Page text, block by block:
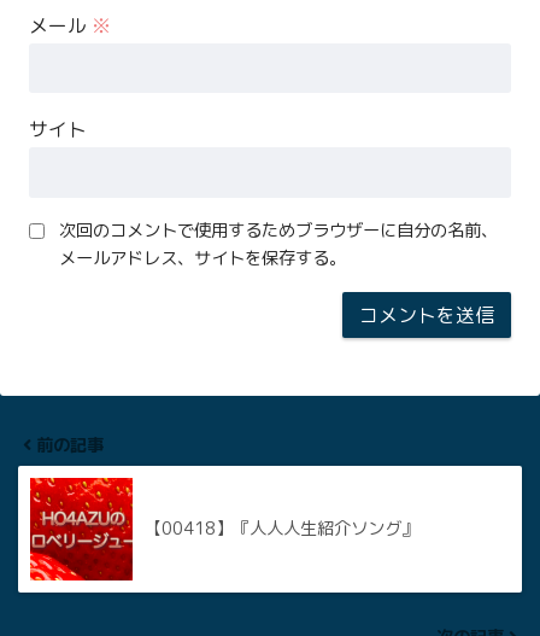
メール ※
サイト
次回のコメントで使用するためブラウザーに自分の名前、
メールアドレス、サイトを保存する。
前の記事
【00418】『人人人生紹介ソング』